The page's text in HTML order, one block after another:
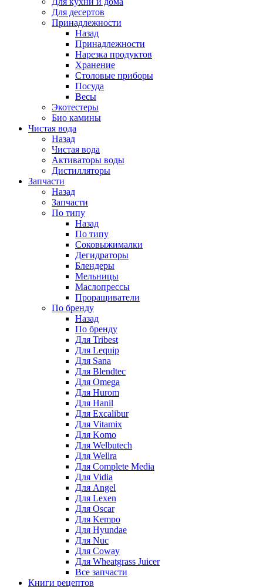
Для десертов
Принадлежности
Назад
Принадлежности
Нарезка продуктов
Хранение
Столовые приборы
Посуда
Весы
Экотестеры
Био камины
Чистая вода
Назад
Чистая вода
Активаторы воды
Дистилляторы
Запчасти
Назад
Запчасти
По типу
Назад
По типу
Соковыжималки
Дегидраторы
Блендеры
Мельницы
Маслопрессы
Проращиватели
По бренду
Назад
По бренду
Для Tribest
Для Lequip
Для Sana
Для Blendtec
Для Omega
Для Hurom
Для Hanil
Для Excalibur
Для Vitamix
Для Komo
Для Welbutech
Для Wellra
Для Complete Media
Для Vidia
Для Angel
Для Lexen
Для Oscar
Для Kempo
Для Hyundae
Для Nuc
Для Coway
Для Wheatgrass Juicer
Все запчасти
Книги рецептов